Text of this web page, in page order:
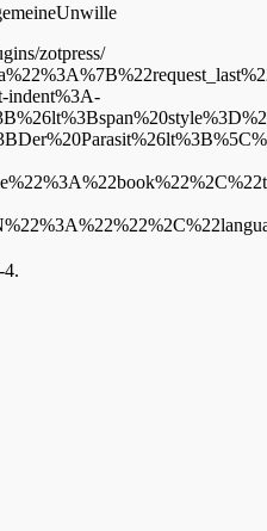
zotpress/
indent%3A-
4.